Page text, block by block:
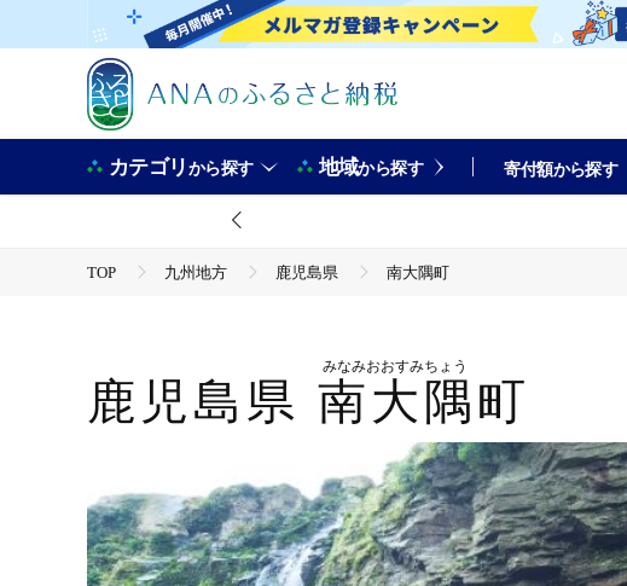
カテゴリから探す 地域から探す 寄付額から探す
TOP 九州地方 鹿児島県 南大隅町
鹿児島県 南大隅町
みなみおおすみちょう